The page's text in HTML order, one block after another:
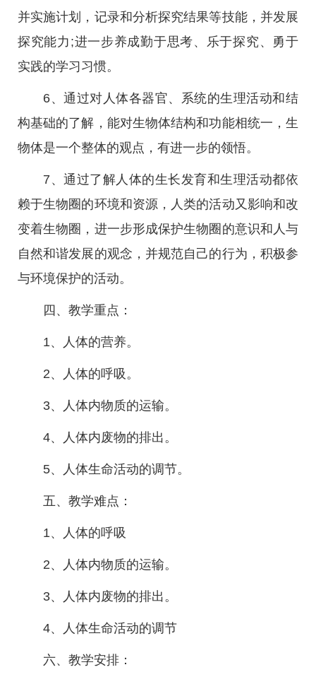
并实施计划，记录和分析探究结果等技能，并发展
探究能力;进一步养成勤于思考、乐于探究、勇于
实践的学习习惯。
6、通过对人体各器官、系统的生理活动和结
构基础的了解，能对生物体结构和功能相统一，生
物体是一个整体的观点，有进一步的领悟。
7、通过了解人体的生长发育和生理活动都依
赖于生物圈的环境和资源，人类的活动又影响和改
变着生物圈，进一步形成保护生物圈的意识和人与
自然和谐发展的观念，并规范自己的行为，积极参
与环境保护的活动。
四、教学重点：
1、人体的营养。
2、人体的呼吸。
3、人体内物质的运输。
4、人体内废物的排出。
5、人体生命活动的调节。
五、教学难点：
1、人体的呼吸
2、人体内物质的运输。
3、人体内废物的排出。
4、人体生命活动的调节
六、教学安排：